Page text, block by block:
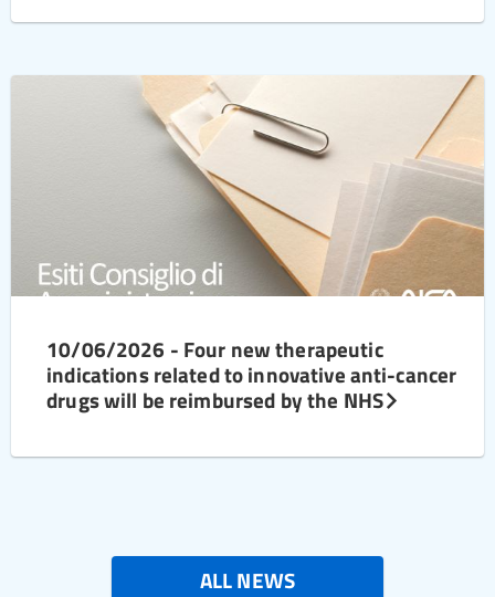
10/06/2026 - Four new therapeutic
indications related to innovative anti-cancer
drugs will be reimbursed by the NHS
ALL NEWS